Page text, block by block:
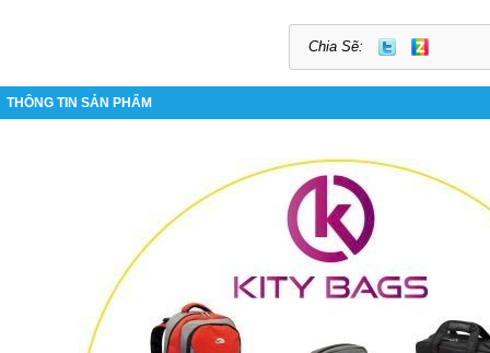
Chia Sẽ:
THÔNG TIN SẢN PHẨM